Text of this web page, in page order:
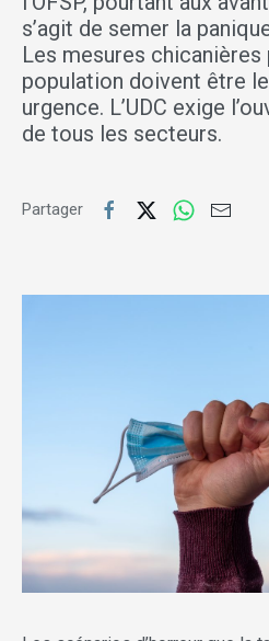
s’agit de semer la
Les mesures
population doivent être
urgence. L’UDC exige
de tous les secteurs.
Partager